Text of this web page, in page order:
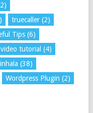
truecaller(2)
Tips(6)
video tutorial (4)
(38)
Wordpress Plugin (2)